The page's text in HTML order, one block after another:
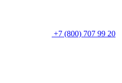
+7 (800) 707 99 20